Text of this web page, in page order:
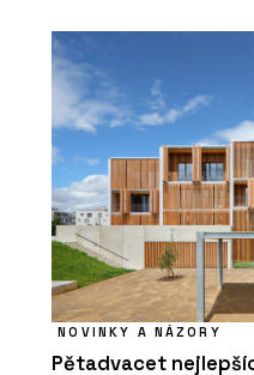
NOVINKY A NÁZORY
Pětadvacet